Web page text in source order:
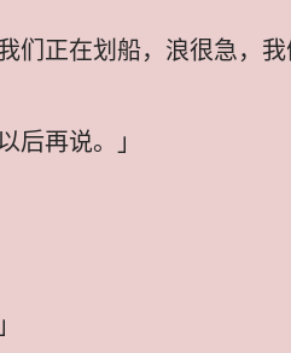
们正在划船，浪很急，
后再说。」